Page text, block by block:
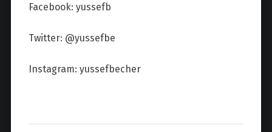
Facebook: yussefb
Twitter: @yussefbe
Instagram: yussefbecher